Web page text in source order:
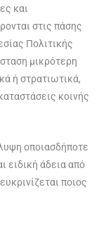
και
στις πάσης
Πολιτικής
μικρότερη
ή στρατιωτικά,
κοινής
οποιασδήποτε
ειδική άδεια από
ποιος